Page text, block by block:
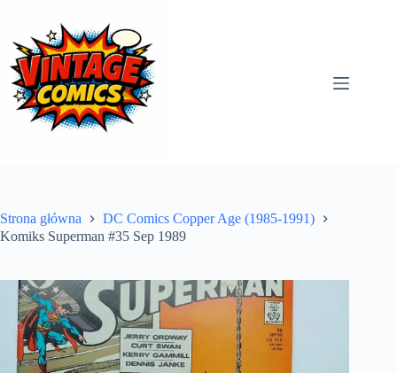
treści
Strona główna
DC Comics Copper Age (1985-1991)
Komiks Superman #35 Sep 1989